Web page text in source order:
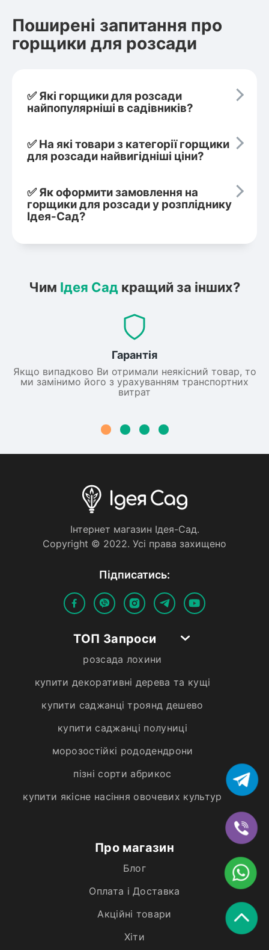
Поширені запитання про
горщики для розсади
✅ Які горщики для розсади
найпопулярніші в садівників?
✅ На які товари з категорії горщики
для розсади найвигідніші ціни?
✅ Як оформити замовлення на
горщики для розсади у розпліднику
Ідея-Сад?
Чим Ідея Сад кращий за інших?
Гарантія
Якщо випадково Ви отримали неякісний товар, то
ми замінимо його з урахуванням транспортних
витрат
Iнтернет магазин Iдея-Сад.
Copyright © 2022. Усi права захищено
Пiдписатись:
ТОП Запроси
розсада лохини
купити декоративні дерева та кущі
купити саджанці троянд дешево
купити саджанці полуниці
морозостійкі рододендрони
пізні сорти абрикос
купити якісне насіння овочевих культур
Про магазин
Блог
Оплата і Доставка
Акційні товари
Хiти